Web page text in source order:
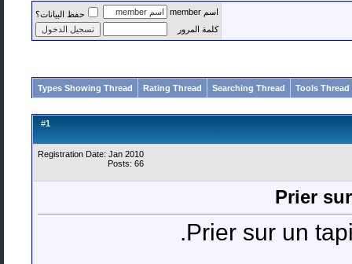
اسم member
حفظ البيانات؟
كلمة المرور
Tools Thread
Searching Thread
Rating Thread
Types Showing Thread
1
Registration Date: Jan 2010
Posts: 66
Prier
Prier sur un